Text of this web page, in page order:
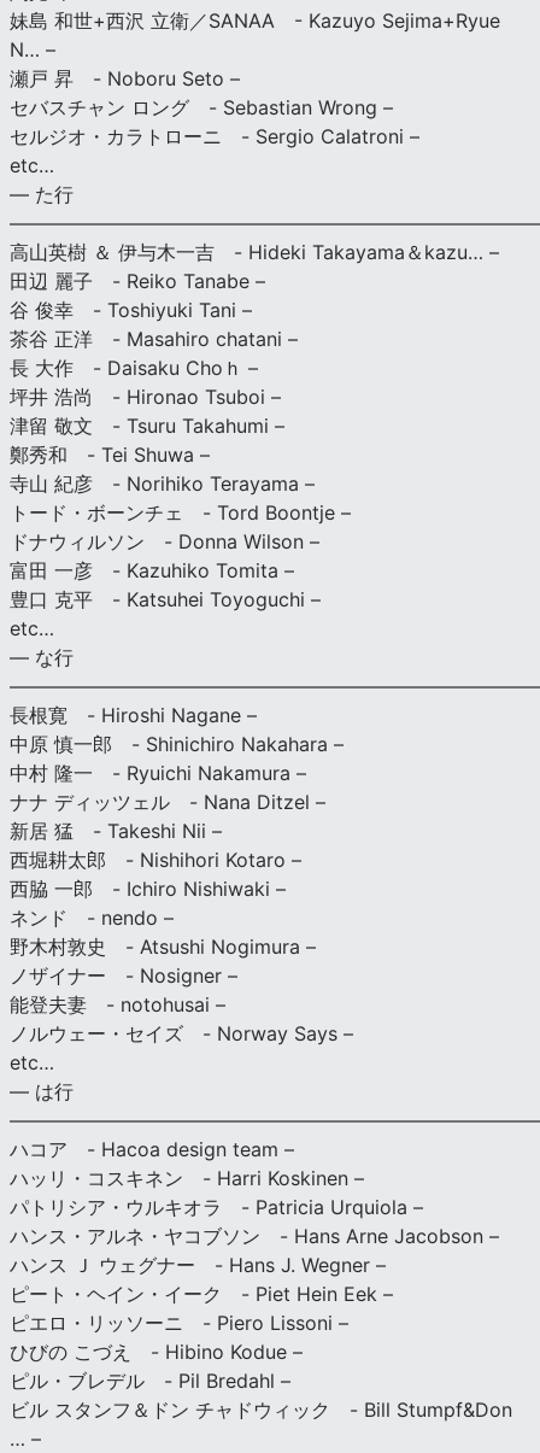
妹島 和世+西沢 立衛／SANAA - Kazuyo Sejima+Ryue
N… –
瀬戸 昇 - Noboru Seto –
セバスチャン ロング - Sebastian Wrong –
セルジオ・カラトローニ - Sergio Calatroni –
etc…
— た行
高山英樹 ＆ 伊与木一吉 - Hideki Takayama＆kazu… –
田辺 麗子 - Reiko Tanabe –
谷 俊幸 - Toshiyuki Tani –
茶谷 正洋 - Masahiro chatani –
長 大作 - Daisaku Choｈ –
坪井 浩尚 - Hironao Tsuboi –
津留 敬文 - Tsuru Takahumi –
鄭秀和 - Tei Shuwa –
寺山 紀彦 - Norihiko Terayama –
トード・ボーンチェ - Tord Boontje –
ドナウィルソン - Donna Wilson –
富田 一彦 - Kazuhiko Tomita –
豊口 克平 - Katsuhei Toyoguchi –
etc…
— な行
長根寛 - Hiroshi Nagane –
中原 慎一郎 - Shinichiro Nakahara –
中村 隆一 - Ryuichi Nakamura –
ナナ ディッツェル - Nana Ditzel –
新居 猛 - Takeshi Nii –
西堀耕太郎 - Nishihori Kotaro –
西脇 一郎 - Ichiro Nishiwaki –
ネンド - nendo –
野木村敦史 - Atsushi Nogimura –
ノザイナー - Nosigner –
能登夫妻 - notohusai –
ノルウェー・セイズ - Norway Says –
etc…
— は行
ハコア - Hacoa design team –
ハッリ・コスキネン - Harri Koskinen –
パトリシア・ウルキオラ - Patricia Urquiola –
ハンス・アルネ・ヤコブソン - Hans Arne Jacobson –
ハンス Ｊ ウェグナー - Hans J. Wegner –
ピート・ヘイン・イーク - Piet Hein Eek –
ピエロ・リッソーニ - Piero Lissoni –
ひびの こづえ - Hibino Kodue –
ピル・ブレデル - Pil Bredahl –
ビル スタンフ＆ドン チャドウィック - Bill Stumpf&Don
… –